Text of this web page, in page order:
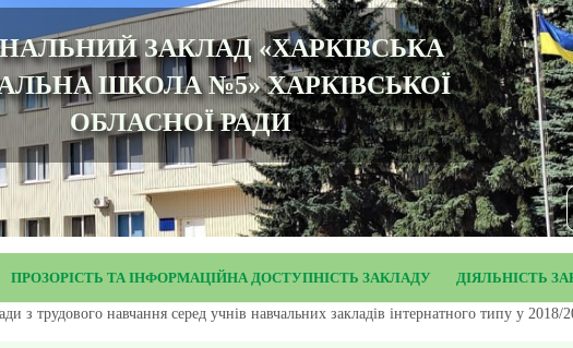
ЗАКЛАД «ХАРКІВСЬКА
ШКОЛА №5» ХАРКІВСЬКОЇ
ОБЛАСНОЇ РАДИ
ПРОЗОРІСТЬ ТА ІНФОРМАЦІЙНА ДОСТУПНІСТЬ ЗАКЛАДУ ДІЯЛЬНІСТЬ
з трудового навчання серед учнів навчальних закладів інтернатного типу у